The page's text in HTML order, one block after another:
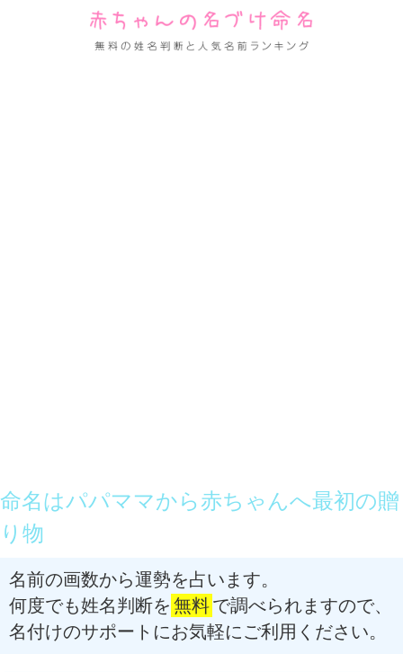
命名はパパママから赤ちゃんへ最初の贈
り物
名前の画数から運勢を占います。
何度でも姓名判断を 無料で調べられますので、
名付けのサポートにお気軽にご利用ください。